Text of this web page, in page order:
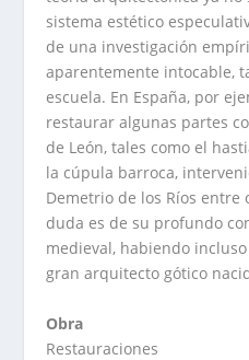
sistema estético
de una investigación
aparentemente intocable,
escuela. En España, por
restaurar algunas partes
de León, tales como el
la cúpula barroca,
Demetrio de los Ríos entre
duda es de su profundo
medieval, habiendo
gran arquitecto gótico
Obra
Restauraciones